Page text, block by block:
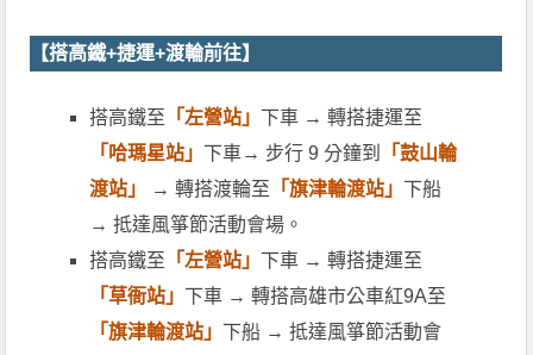
【搭高鐵+捷運+渡輪前往】
搭高鐵至 「左營站」 下車 → 轉搭捷運至
「哈瑪星站」 下車→ 步行 9 分鐘到
「鼓山輪
渡站」
→ 轉搭渡輪至 「旗津輪渡站」 下船
→ 抵達風箏節活動會場。
搭高鐵至 「左營站」 下車 → 轉搭捷運至
「草衙站」 下車 → 轉搭高雄市公車紅9A至
「旗津輪渡站」 下船 → 抵達風箏節活動會